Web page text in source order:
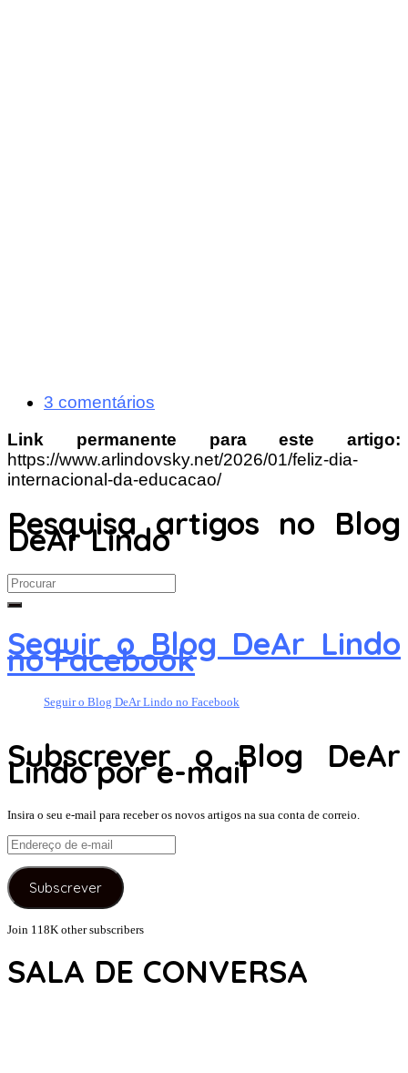
3 comentários
Link permanente para este artigo:
https://www.arlindovsky.net/2026/01/feliz-dia-
internacional-da-educacao/
Pesquisa artigos no Blog
DeAr Lindo
Search
for:
Seguir o Blog DeAr Lindo
no Facebook
Seguir o Blog DeAr Lindo no Facebook
Subscrever o Blog DeAr
Lindo por e-mail
Insira o seu e-mail para receber os novos artigos na sua conta de correio.
Endereço
de
e-
mail
Subscrever
Join 118K other subscribers
SALA DE CONVERSA